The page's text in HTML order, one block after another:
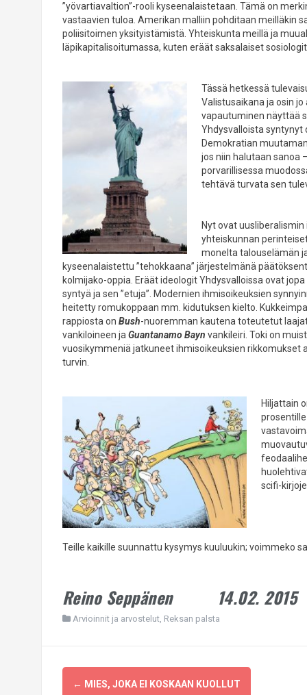
”yövartiavaltion”-rooli kyseenalaistetaan. Tämä on
vastaavien tuloa. Amerikan malliin pohditaan meilläkin
poliisitoimen yksityistämistä. Yhteiskunta meillä ja
läpikapitalisoitumassa, kuten eräät saksalaiset
Tässä hetkessä
Valistusaikana ja osin
vapautuminen näyttää
Yhdysvalloista syntynyt
Demokratian
jos niin halutaan sanoa
porvarillisessa
tehtävä turvata sen
Nyt ovat
yhteiskunnan
monelta talouselämän
kyseenalaistettu ”tehokkaana” järjestelmänä
kolmijako-oppia. Eräät ideologit Yhdysvalloissa ovat
syntyä ja sen ”etuja”. Modernien ihmisoikeuksien
heitetty romukoppaan mm. kidutuksen kielto.
rappiosta on Bush-nuoremman kautena toteutetut
vankiloineen ja Guantanamo Bayn vankileiri. Toki on
vuosikymmeniä jatkuneet ihmisoikeuksien rikkomukset
turvin.
Hiljattain
scifi-
Teille kaikille suunnattu kysymys kuuluukin; voimmeko
Reino Seppänen 14.02. 2015
Arvioinnit ja arvostelut, Reksan palsta
Post
← MIES, JOKA EI KOSKAAN KUOLLUT